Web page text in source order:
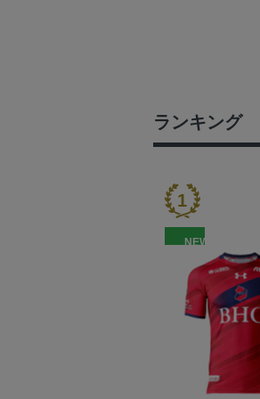
ランキング
NEW